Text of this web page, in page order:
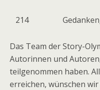
214
Das Team der Story-
Autorinnen und
teilgenommen haben.
erreichen, wünschen